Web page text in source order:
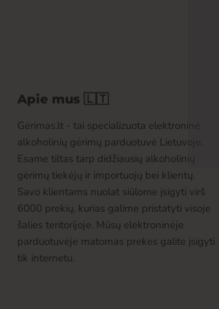
Apie mus 🇱🇹
Gėrimas.lt - tai specializuota elektroninė
alkoholinių gėrimų parduotuvė Lietuvoje.
Esame tiltas tarp didžiausių alkoholinių
gėrimų tiekėjų ir importuojų bei klientų.
Savo klientams nuolat siūlome įsigyti virš
6000 prekių, kurias galime pristatyti visoje
šalies teritorijoje. Mūsų elektroninėje
parduotuvėje matomas prekes galite įsigyti
tik internetu.